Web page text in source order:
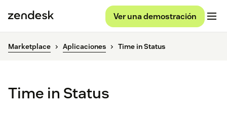
Ver una demostración
Marketplace Aplicaciones Time in Status
Time in Status